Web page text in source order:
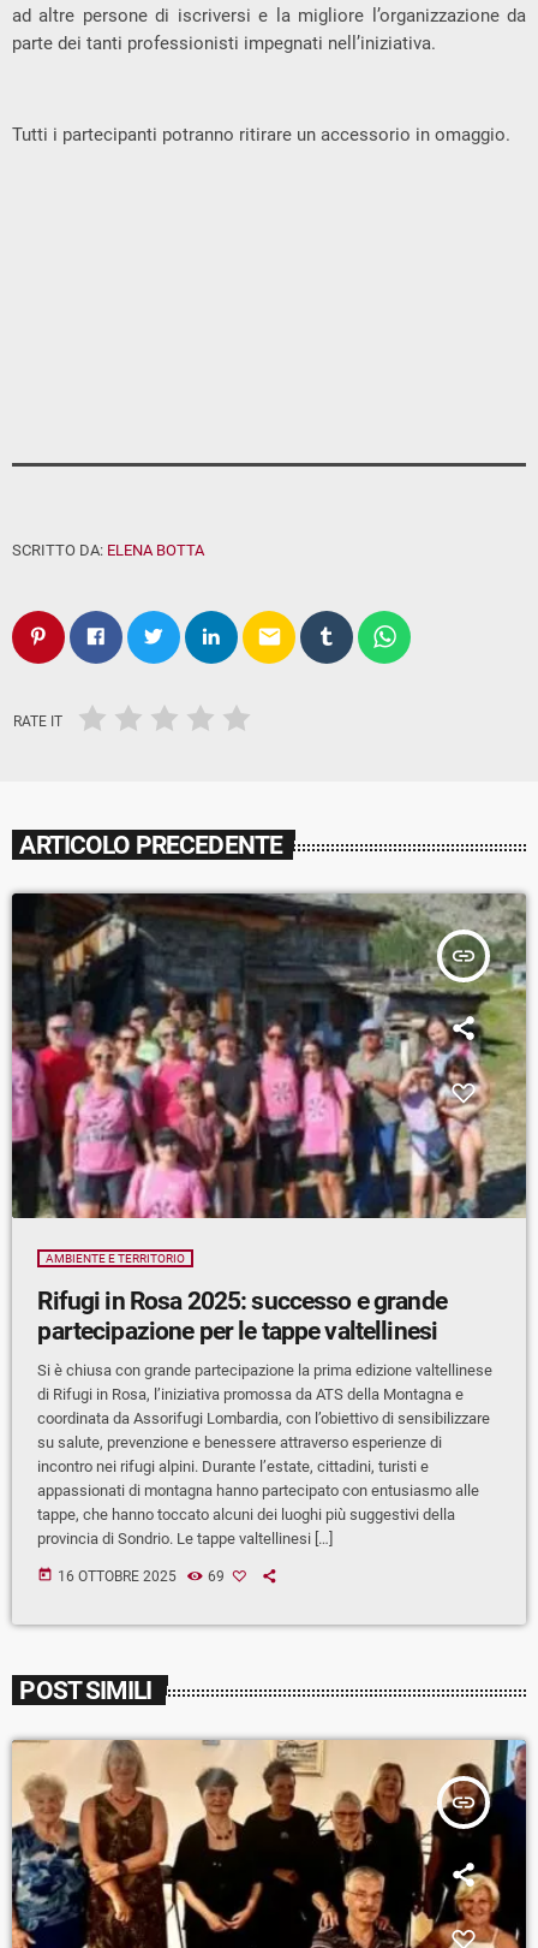
ad altre persone di iscriversi e la migliore l’organizzazione da
parte dei tanti professionisti impegnati nell’iniziativa.
Tutti i partecipanti potranno ritirare un accessorio in omaggio.
SCRITTO DA: ELENA BOTTA
email
RATE IT
ARTICOLO PRECEDENTE
insert_link
AMBIENTE E TERRITORIO
Rifugi in Rosa 2025: successo e grande
partecipazione per le tappe valtellinesi
Si è chiusa con grande partecipazione la prima edizione valtellinese
di Rifugi in Rosa, l’iniziativa promossa da ATS della Montagna e
coordinata da Assorifugi Lombardia, con l’obiettivo di sensibilizzare
su salute, prevenzione e benessere attraverso esperienze di
incontro nei rifugi alpini. Durante l’estate, cittadini, turisti e
appassionati di montagna hanno partecipato con entusiasmo alle
tappe, che hanno toccato alcuni dei luoghi più suggestivi della
provincia di Sondrio. Le tappe valtellinesi […]
today 16 OTTOBRE 2025 69
POST SIMILI
insert_link